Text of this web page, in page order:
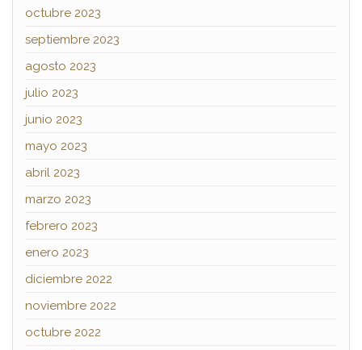
octubre 2023
septiembre 2023
agosto 2023
julio 2023
junio 2023
mayo 2023
abril 2023
marzo 2023
febrero 2023
enero 2023
diciembre 2022
noviembre 2022
octubre 2022